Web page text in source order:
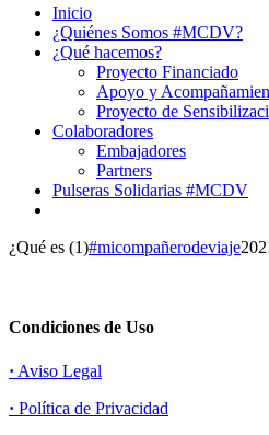
Inicio
¿Quiénes Somos #MCDV?
¿Qué hacemos?
Proyecto Financiado
Apoyo y
Proyecto de
Colaboradores
Embajadores
Partners
Pulseras Solidarias #MCDV
¿Qué es (1)#micompañerodeviaje
Condiciones de Uso
· Aviso Legal
· Política de Privacidad